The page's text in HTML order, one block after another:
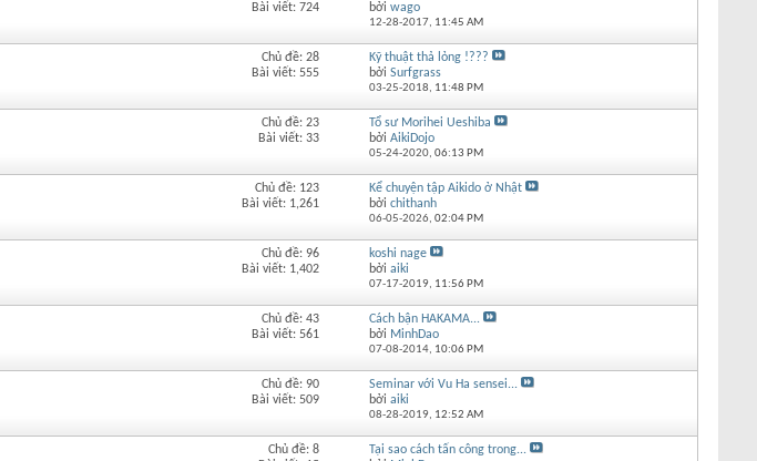
Bài viết: 724
bởi wago
12-28-2017, 11:45 AM
Chủ đề: 28
Bài viết: 555
Kỹ thuật thả lỏng !???
bởi Surfgrass
03-25-2018, 11:48 PM
Chủ đề: 23
Bài viết: 33
Tổ sư Morihei Ueshiba
bởi AikiDojo
05-24-2020, 06:13 PM
Chủ đề: 123
Bài viết: 1,261
Kể chuyện tập Aikido ở Nhật
bởi chithanh
06-05-2026, 02:04 PM
Chủ đề: 96
Bài viết: 1,402
koshi nage
bởi aiki
07-17-2019, 11:56 PM
Chủ đề: 43
Bài viết: 561
Cách bận HAKAMA...
bởi MinhDao
07-08-2014, 10:06 PM
Chủ đề: 90
Bài viết: 509
Seminar với Vu Ha sensei...
bởi aiki
08-28-2019, 12:52 AM
Chủ đề: 8
Tại sao cách tấn công trong...